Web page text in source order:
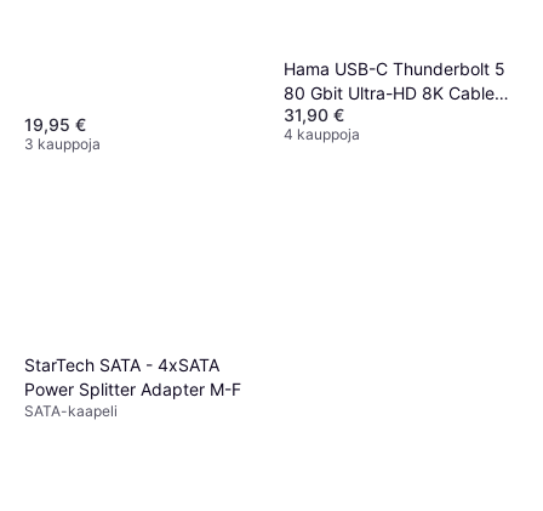
19,95 €
3 kauppoja
Hama USB-C Thunderbolt 5
80 Gbit Ultra-HD 8K Cable
1m
31,90 €
4 kauppoja
StarTech SATA - 4xSATA
Power Splitter Adapter M-F
SATA-kaapeli